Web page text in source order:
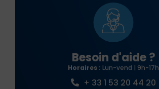
Besoin d'aide ?
Horaires : Lun-vend | 9h-17h
+ 33 1 53 20 44 20